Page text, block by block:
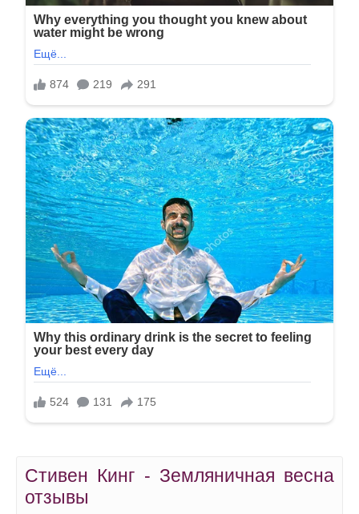
Стивен Кинг - Земляничная весна
отзывы